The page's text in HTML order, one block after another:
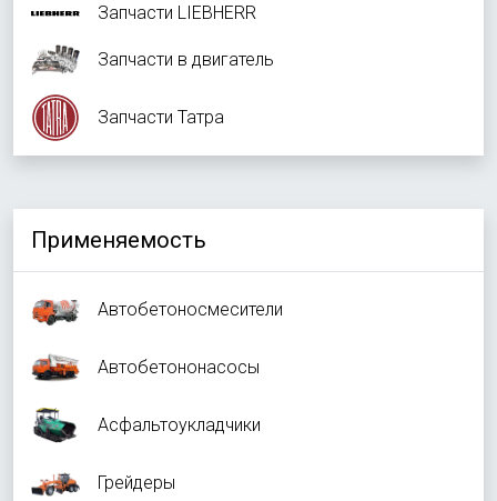
Запчасти LIEBHERR
Запчасти в двигатель
Запчасти Татра
Применяемость
Автобетоносмесители
Автобетононасосы
Асфальтоукладчики
Грейдеры